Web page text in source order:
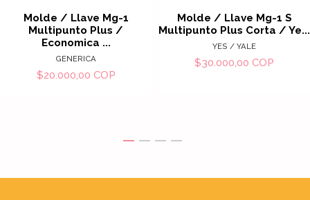
Molde / Llave Mg-1
Multipunto Plus /
Economica ...
GENERICA
$20.000,00 COP
Molde / Llave Mg-1 S
Multipunto Plus Corta / Ye...
YES / YALE
$30.000,00 COP